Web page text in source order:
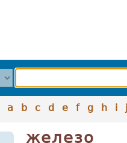
a b c d e f g h i j
железо